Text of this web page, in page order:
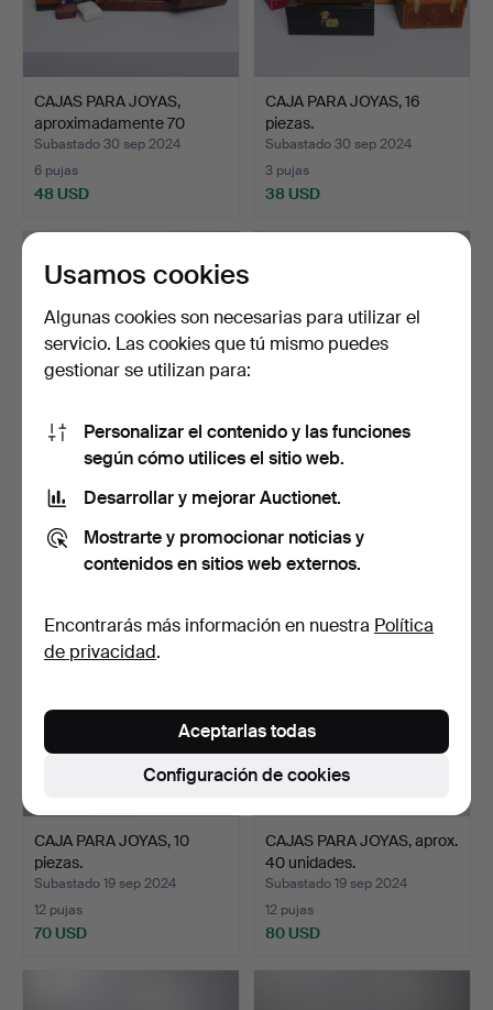
CAJAS PARA JOYAS,
aproximadamente 70
pieza…
Subastado 30 sep 2024
6 pujas
48 USD
CAJA PARA JOYAS, 16
piezas.
Subastado 30 sep 2024
3 pujas
38 USD
CAJA Y CAJAS PARA
JOYAS, 35 piezas.
10 pujas
66 USD
CAJAS PARA JOYAS, aprox.
40 unidades.
12 pujas
86 USD
CAJA PARA JOYAS, 10
piezas.
Subastado 19 sep 2024
12 pujas
70 USD
CAJAS PARA JOYAS, aprox.
40 unidades.
Subastado 19 sep 2024
12 pujas
80 USD
Usamos cookies
Algunas cookies son necesarias para utilizar el
servicio. Las cookies que tú mismo puedes
gestionar se utilizan para:
Personalizar el contenido y las funciones
según cómo utilices el sitio web.
Desarrollar y mejorar Auctionet.
Mostrarte y promocionar noticias y
contenidos en sitios web externos.
Encontrarás más información en nuestra Política
de privacidad.
Configuración de cookies
Aceptarlas todas